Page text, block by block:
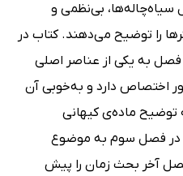
سیاه‌چاله‌ها، بی‌نظمی و
را توضیح می‌دهند. کتاب در
به یکی از عناصر اصلی
اختصاص دارد و به‌خوبی آن
ماده‌ی کیهانی
فصل سوم به موضوع
آخر بحث زمان را پیش